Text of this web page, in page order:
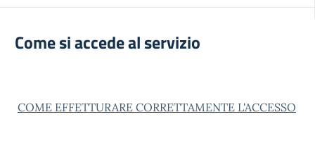
Come si accede al servizio
COME EFFETTURARE CORRETTAMENTE L'ACCESSO